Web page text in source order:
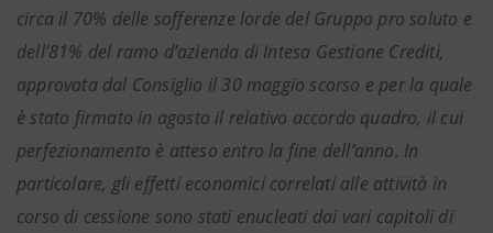
circa il 70% delle sofferenze lorde del Gruppo pro soluto e
dell’81% del ramo d’azienda di Intesa Gestione Crediti,
approvata dal Consiglio il 30 maggio scorso e per la quale
è stato firmato in agosto il relativo accordo quadro, il cui
perfezionamento è atteso entro la fine dell’anno. In
particolare, gli effetti economici correlati alle attività in
corso di cessione sono stati enucleati dai vari capitoli di